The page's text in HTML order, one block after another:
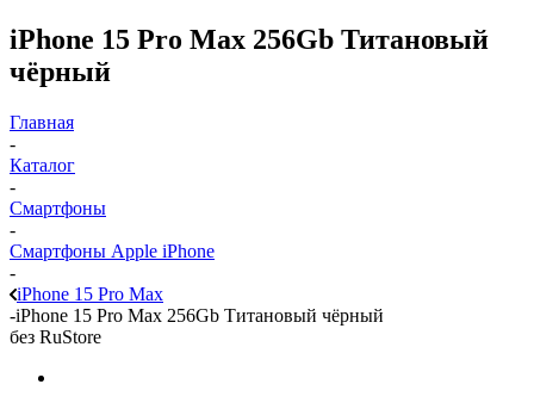
iPhone 15 Pro Max 256Gb Титановый
чёрный
Главная
-
Каталог
-
Смартфоны
-
Смартфоны Apple iPhone
-
iPhone 15 Pro Max
-iPhone 15 Pro Max 256Gb Титановый чёрный
без RuStore